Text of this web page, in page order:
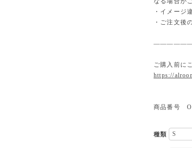
・イメージ
・ご注文後
ご購入前に
https://
商品番号
種類